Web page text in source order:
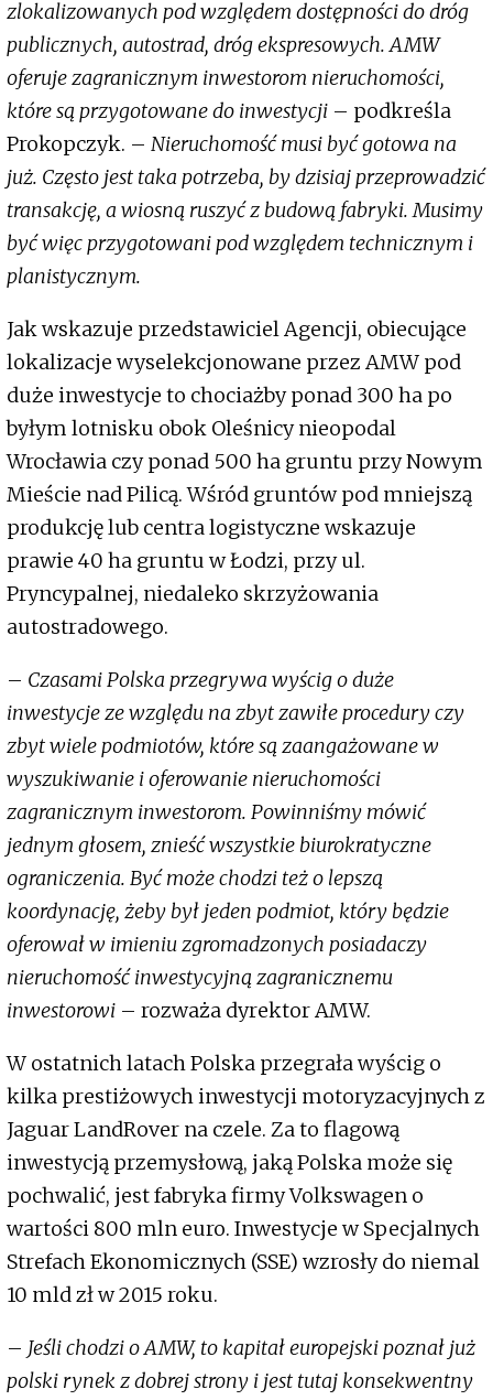
zlokalizowanych pod względem dostępności do dróg
publicznych, autostrad, dróg ekspresowych. AMW
oferuje zagranicznym inwestorom nieruchomości,
które są przygotowane do inwestycji – podkreśla
Prokopczyk. – Nieruchomość musi być gotowa na
już. Często jest taka potrzeba, by dzisiaj przeprowadzić
transakcję, a wiosną ruszyć z budową fabryki. Musimy
być więc przygotowani pod względem technicznym i
planistycznym.
Jak wskazuje przedstawiciel Agencji, obiecujące
lokalizacje wyselekcjonowane przez AMW pod
duże inwestycje to chociażby ponad 300 ha po
byłym lotnisku obok Oleśnicy nieopodal
Wrocławia czy ponad 500 ha gruntu przy Nowym
Mieście nad Pilicą. Wśród gruntów pod mniejszą
produkcję lub centra logistyczne wskazuje
prawie 40 ha gruntu w Łodzi, przy ul.
Pryncypalnej, niedaleko skrzyżowania
autostradowego.
– Czasami Polska przegrywa wyścig o duże
inwestycje ze względu na zbyt zawiłe procedury czy
zbyt wiele podmiotów, które są zaangażowane w
wyszukiwanie i oferowanie nieruchomości
zagranicznym inwestorom. Powinniśmy mówić
jednym głosem, znieść wszystkie biurokratyczne
ograniczenia. Być może chodzi też o lepszą
koordynację, żeby był jeden podmiot, który będzie
oferował w imieniu zgromadzonych posiadaczy
nieruchomość inwestycyjną zagranicznemu
inwestorowi – rozważa dyrektor AMW.
W ostatnich latach Polska przegrała wyścig o
kilka prestiżowych inwestycji motoryzacyjnych z
Jaguar LandRover na czele. Za to flagową
inwestycją przemysłową, jaką Polska może się
pochwalić, jest fabryka firmy Volkswagen o
wartości 800 mln euro. Inwestycje w Specjalnych
Strefach Ekonomicznych (SSE) wzrosły do niemal
10 mld zł w 2015 roku.
– Jeśli chodzi o AMW, to kapitał europejski poznał już
polski rynek z dobrej strony i jest tutaj konsekwentny